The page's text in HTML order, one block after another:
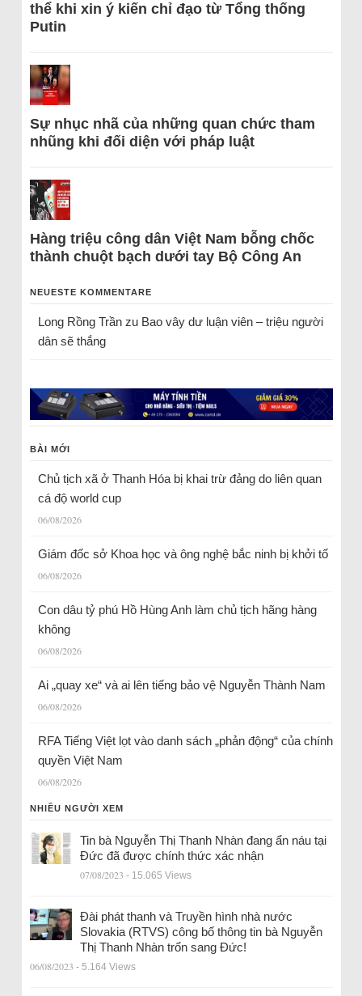
thể khi xin ý kiến chỉ đạo từ Tổng thống
Putin
Sự nhục nhã của những quan chức tham
nhũng khi đối diện với pháp luật
Hàng triệu công dân Việt Nam bỗng chốc
thành chuột bạch dưới tay Bộ Công An
NEUESTE KOMMENTARE
Long Rồng Trầnzu Bao vây dư luận viên – triệu người
dân sẽ thắng
BÀI MỚI
Chủ tịch xã ở Thanh Hóa bị khai trừ đảng do liên quan
cá độ world cup
06/08/2026
Giám đốc sở Khoa học và ông nghệ bắc ninh bị khởi tố
06/08/2026
Con dâu tỷ phú Hồ Hùng Anh làm chủ tịch hãng hàng
không
06/08/2026
Ai „quay xe“ và ai lên tiếng bảo vệ Nguyễn Thành Nam
06/08/2026
RFA Tiếng Việt lọt vào danh sách „phản động“ của chính
quyền Việt Nam
06/08/2026
NHIỀU NGƯỜI XEM
Tin bà Nguyễn Thị Thanh Nhàn đang ẩn náu tại
Đức đã được chính thức xác nhận
07/08/2023 - 15.065 Views
Đài phát thanh và Truyền hình nhà nước
Slovakia (RTVS) công bố thông tin bà Nguyễn
Thị Thanh Nhàn trốn sang Đức!
06/08/2023 - 5.164 Views